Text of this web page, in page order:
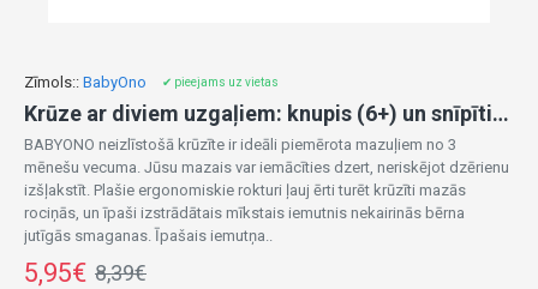
Zīmols:: BabyOno ✔ pieejams uz vietas
Krūze ar diviem uzgaļiem: knupis (6+) un snīpītis, 180 ml 1456/04
BABYONO neizlīstošā krūzīte ir ideāli piemērota mazuļiem no 3
mēnešu vecuma. Jūsu mazais var iemācīties dzert, neriskējot dzērienu
izšļakstīt. Plašie ergonomiskie rokturi ļauj ērti turēt krūzīti mazās
rociņās, un īpaši izstrādātais mīkstais iemutnis nekairinās bērna
jutīgās smaganas. Īpašais iemutņa..
5,95€ 8,39€